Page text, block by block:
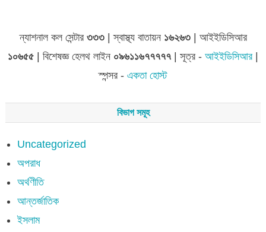
ন্যাশনাল কল সেন্টার ৩৩৩| স্বাস্থ্য বাতায়ন ১৬২৬৩| আইইডিসিআর
১০৬৫৫ | বিশেষজ্ঞ হেলথ লাইন ০৯৬১১৬৭৭৭৭৭| সূত্র - আইইডিসিআর|
স্পন্সর - একতা হোস্ট
বিভাগ সমূহ
Uncategorized
অপরাধ
অর্থণীতি
আন্তর্জাতিক
ইসলাম